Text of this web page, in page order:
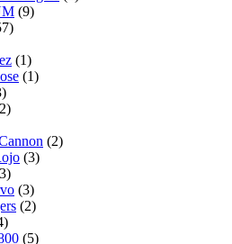
(9)
(1)
(1)
(2)
(3)
(3)
(2)
(5)